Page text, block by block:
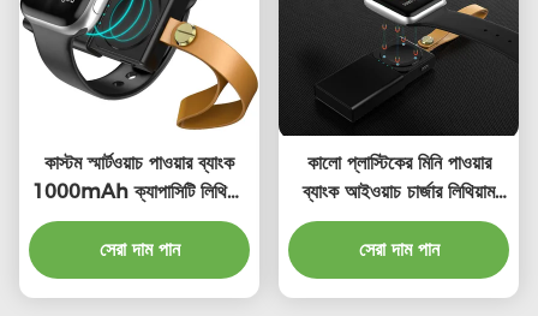
কাস্টম স্মার্টওয়াচ পাওয়ার ব্যাংক
1000mAh ক্যাপাসিটি লিথিয়াম
আয়ন টাইপ সি সংযোগ
সেরা দাম পান
কালো প্লাস্টিকের মিনি পাওয়ার
ব্যাংক আইওয়াচ চার্জার লিথিয়াম
আয়ন ব্যাটারির সাথে সর্বজনীন
সামঞ্জস্য
সেরা দাম পান